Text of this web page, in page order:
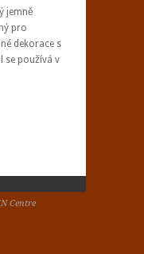
jemně
pro
dekorace s
se používá v
Centre